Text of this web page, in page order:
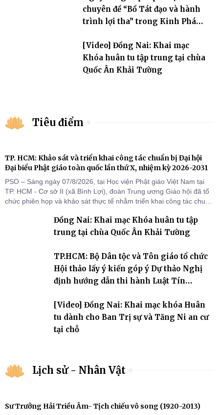
chuyên đề “Bồ Tát đạo và hành
trình lợi tha” trong Kinh Pháp
[Video] Đồng Nai: Khai mạc
Khóa huân tu tập trung tại chùa
Quốc Ân Khải Tường
Tiêu điểm
TP. HCM: Khảo sát và triển khai công tác chuẩn bị Đại hội
Đại biểu Phật giáo toàn quốc lần thứ X, nhiệm kỳ 2026-2031
PSO – Sáng ngày 07/8/2026, tại Học viện Phật giáo Việt Nam tại
TP. HCM - Cơ sở II (xã Bình Lợi), đoàn Trung ương Giáo hội đã tổ
chức phiên họp và khảo sát thực tế nhằm triển khai công tác chuẩn
Đồng Nai: Khai mạc Khóa huân tu tập
trung tại chùa Quốc Ân Khải Tường
TP.HCM: Bộ Dân tộc và Tôn giáo tổ chức
Hội thảo lấy ý kiến góp ý Dự thảo Nghị
định hướng dẫn thi hành Luật Tín
[Video] Đồng Nai: Khai mạc khóa Huân
tu dành cho Ban Trị sự và Tăng Ni an cư
tại chỗ
Lịch sử - Nhân Vật
Sư Trưởng Hải Triều Âm- Tịch chiếu vô song (1920-2013)